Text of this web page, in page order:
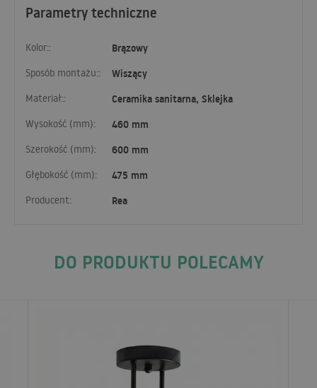
Parametry techniczne
Kolor:: Brązowy
Sposób montażu:: Wiszący
Materiał:: Ceramika sanitarna, Sklejka
Wysokość (mm): 460 mm
Szerokość (mm): 600 mm
Głębokość (mm): 475 mm
Producent: Rea
DO PRODUKTU POLECAMY